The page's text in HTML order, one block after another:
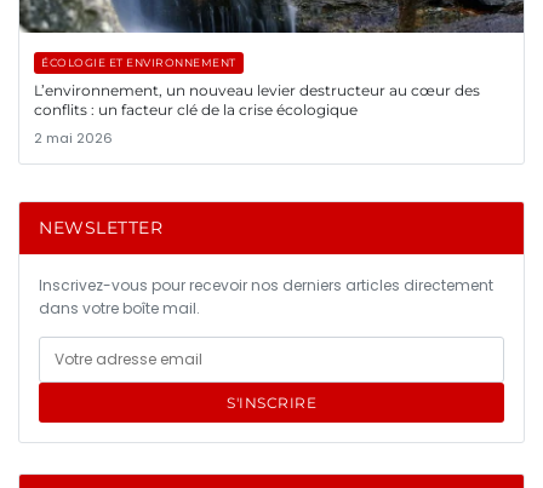
ÉCOLOGIE ET ENVIRONNEMENT
L’environnement, un nouveau levier destructeur au cœur des
conflits : un facteur clé de la crise écologique
2 mai 2026
NEWSLETTER
Inscrivez-vous pour recevoir nos derniers articles directement
dans votre boîte mail.
S'INSCRIRE